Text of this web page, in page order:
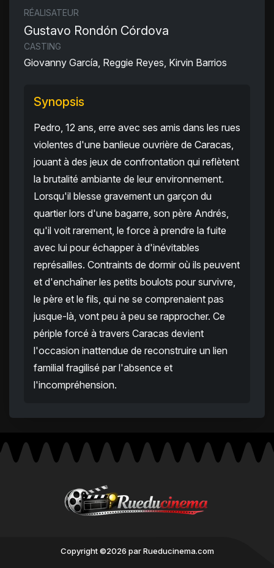
RÉALISATEUR
Gustavo Rondón Córdova
CASTING
Giovanny García, Reggie Reyes, Kirvin Barrios
Synopsis
Pedro, 12 ans, erre avec ses amis dans les rues
violentes d'une banlieue ouvrière de Caracas,
jouant à des jeux de confrontation qui reflètent
la brutalité ambiante de leur environnement.
Lorsqu'il blesse gravement un garçon du
quartier lors d'une bagarre, son père Andrés,
qu'il voit rarement, le force à prendre la fuite
avec lui pour échapper à d'inévitables
représailles. Contraints de dormir où ils peuvent
et d'enchaîner les petits boulots pour survivre,
le père et le fils, qui ne se comprenaient pas
jusque-là, vont peu à peu se rapprocher. Ce
périple forcé à travers Caracas devient
l'occasion inattendue de reconstruire un lien
familial fragilisé par l'absence et
l'incompréhension.
Copyright ©2026 par Rueducinema.com